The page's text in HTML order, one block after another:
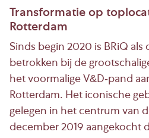
Transformatie op
Rotterdam
Sinds begin 2020 is BRiQ
betrokken bij de
het voormalige V&D-pand
Rotterdam. Het iconische
gelegen in het centrum van
december 2019 aangekocht